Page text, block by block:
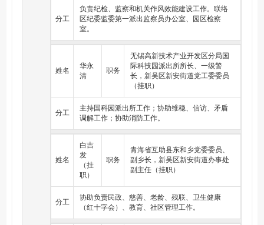
分工
负责纪检、监察和机关作风效能建设工作。联络
区纪委监委第一派出监察员办公室、园区检察
室。
姓名
华永
清
职务
无锡高新技术产业开发区分局国
际科技园派出所所长、一级警
长，新吴区新安街道党工委委员
（挂职）
分工
主持国科园派出所工作；协助维稳、信访、矛盾
调解工作；协助消防工作。
姓名
白吉
发
（挂
职）
职务
青海省互助县东和乡党委委员、
副乡长，新吴区新安街道办事处
副主任（挂职）
分工
协助负责民政、慈善、老龄、残联、卫生健康
（红十字会）、教育、社区管理工作。